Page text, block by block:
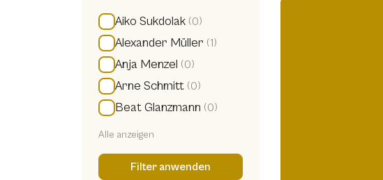
Aiko Sukdolak (0)
Alexander Müller (1)
Anja Menzel (0)
Arne Schmitt (0)
Beat Glanzmann (0)
Alle anzeigen
Filter anwenden